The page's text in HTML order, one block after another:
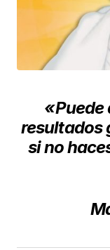
«Puede
resultados
si no